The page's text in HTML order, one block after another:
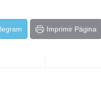
Imprimir Página